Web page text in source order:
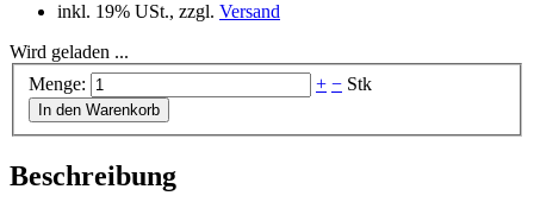
inkl. 19% USt., zzgl. Versand
Wird geladen ...
Menge:
+ − Stk
In den Warenkorb
Beschreibung